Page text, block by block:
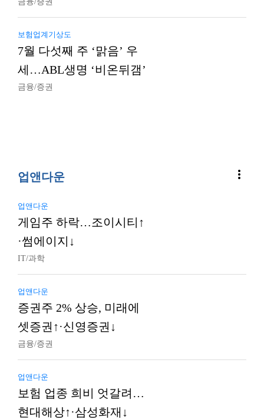
보험업계기상도
7월 다섯째 주 ‘맑음’ 우
세…ABL생명 ‘비온뒤갬’
금융/증권
업앤다운 more_vert
업앤다운
게임주 하락…조이시티↑
·썸에이지↓
IT/과학
업앤다운
증권주 2% 상승, 미래에
셋증권↑·신영증권↓
금융/증권
업앤다운
보험 업종 희비 엇갈려…
현대해상↑·삼성화재↓